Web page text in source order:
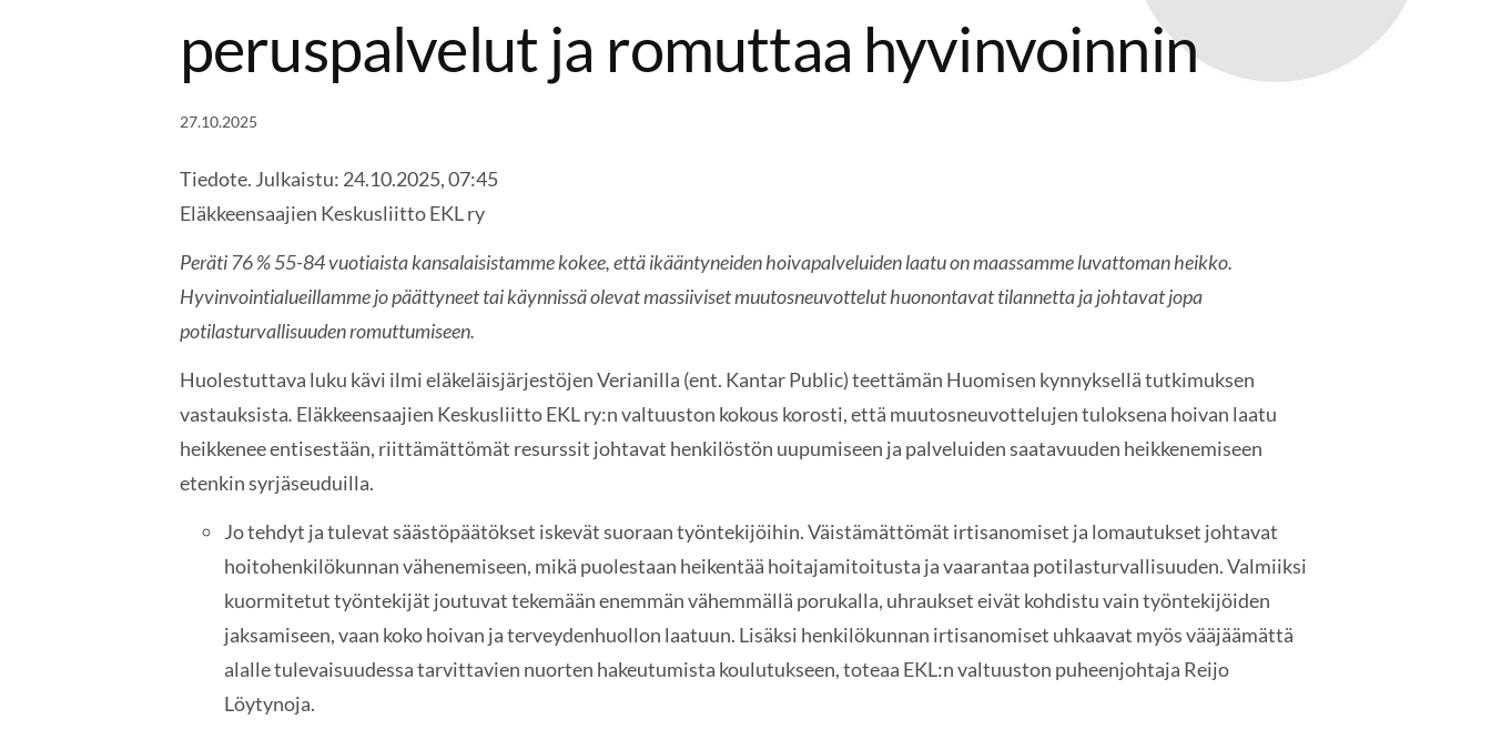
peruspalvelut ja romuttaa hyvinvoinnin
27.10.2025
Tiedote. Julkaistu: 24.10.2025, 07:45
Eläkkeensaajien Keskusliitto EKL ry
Peräti 76 % 55-84 vuotiaista kansalaisistamme kokee, että ikääntyneiden hoivapalveluiden laatu on maassamme luvattoman heikko.
Hyvinvointialueillamme jo päättyneet tai käynnissä olevat massiiviset muutosneuvottelut huonontavat tilannetta ja johtavat jopa
potilasturvallisuuden romuttumiseen.
Huolestuttava luku kävi ilmi eläkeläisjärjestöjen Verianilla (ent. Kantar Public) teettämän Huomisen kynnyksellä tutkimuksen
vastauksista. Eläkkeensaajien Keskusliitto EKL ry:n valtuuston kokous korosti, että muutosneuvottelujen tuloksena hoivan laatu
heikkenee entisestään, riittämättömät resurssit johtavat henkilöstön uupumiseen ja palveluiden saatavuuden heikkenemiseen
etenkin syrjäseuduilla.
Jo tehdyt ja tulevat säästöpäätökset iskevät suoraan työntekijöihin. Väistämättömät irtisanomiset ja lomautukset johtavat
hoitohenkilökunnan vähenemiseen, mikä puolestaan heikentää hoitajamitoitusta ja vaarantaa potilasturvallisuuden. Valmiiksi
kuormitetut työntekijät joutuvat tekemään enemmän vähemmällä porukalla, uhraukset eivät kohdistu vain työntekijöiden
jaksamiseen, vaan koko hoivan ja terveydenhuollon laatuun. Lisäksi henkilökunnan irtisanomiset uhkaavat myös vääjäämättä
alalle tulevaisuudessa tarvittavien nuorten hakeutumista koulutukseen, toteaa EKL:n valtuuston puheenjohtaja Reijo
Löytynoja.